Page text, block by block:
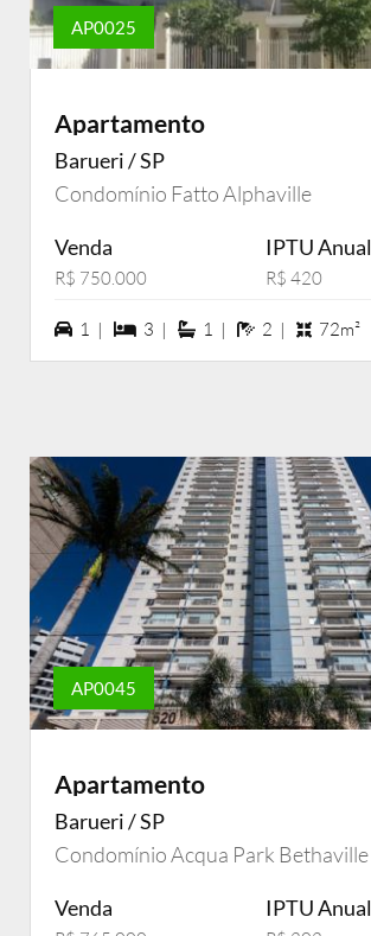
AP0025
Apartamento
Barueri / SP
Condomínio Fatto Alphaville
Venda
R$ 750.000
IPTU Anual
R$ 420
1 vagas na garagem
1 | 3 dormiórios
3 | 1 suítes
1 | 2 banheiros
2 | 72m²
AP0045
Apartamento
Barueri / SP
Condomínio Acqua Park Bethaville
Venda IPTU Anual